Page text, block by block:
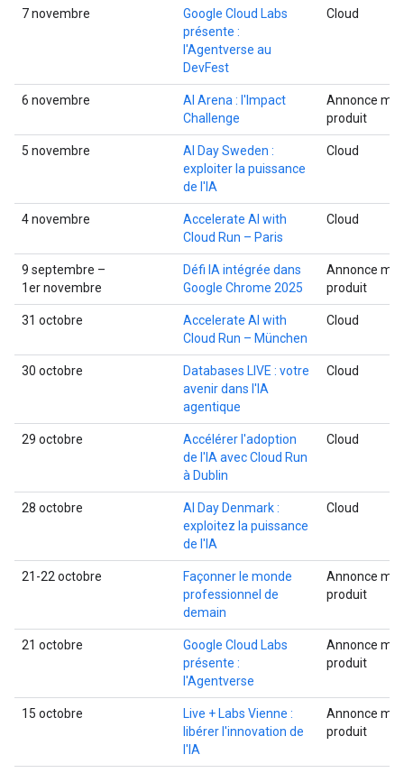
7 novembre
Google Cloud Labs
présente :
l'Agentverse au
DevFest
Cloud
6 novembre
AI Arena : l'Impact
Challenge
Annonce
produit
5 novembre
AI Day Sweden :
exploiter la puissance
de l'IA
Cloud
4 novembre
Accelerate AI with
Cloud Run – Paris
Cloud
9 septembre –
1er novembre
Défi IA intégrée dans
Google Chrome 2025
Annonce
produit
31 octobre
Accelerate AI with
Cloud Run – München
Cloud
30 octobre
Databases LIVE : votre
avenir dans l'IA
agentique
Cloud
29 octobre
Accélérer l'adoption
de l'IA avec Cloud Run
à Dublin
Cloud
28 octobre
AI Day Denmark :
exploitez la puissance
de l'IA
Cloud
21-22 octobre
Façonner le monde
professionnel de
demain
Annonce
produit
21 octobre
Google Cloud Labs
présente :
l'Agentverse
Annonce
produit
15 octobre
Live + Labs Vienne :
libérer l'innovation de
l'IA
Annonce
produit